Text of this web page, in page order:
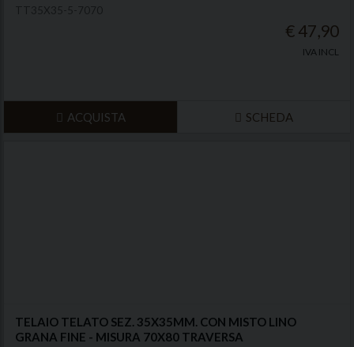
€ 47,90
IVA INCL
ACQUISTA SCHEDA
TELAIO TELATO SEZ. 35X35MM. CON MISTO LINO
GRANA FINE - MISURA 70X80 TRAVERSA